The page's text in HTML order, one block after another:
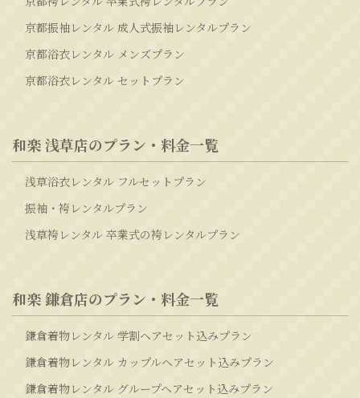
京都振袖レンタル 成人式振袖レンタルプラン
京都浴衣レンタル メンズプラン
京都浴衣レンタル セットプラン
和楽 浅草店のプラン・料金一覧
浅草浴衣レンタル フルセットプラン
振袖・袴レンタルプラン
浅草袴レンタル 卒業式の袴レンタルプラン
和楽 鎌倉店のプラン・料金一覧
鎌倉着物レンタル 学割ヘアセット込みプラン
鎌倉着物レンタル カップルヘアセット込みプラン
鎌倉着物レンタル グループヘアセット込みプラン